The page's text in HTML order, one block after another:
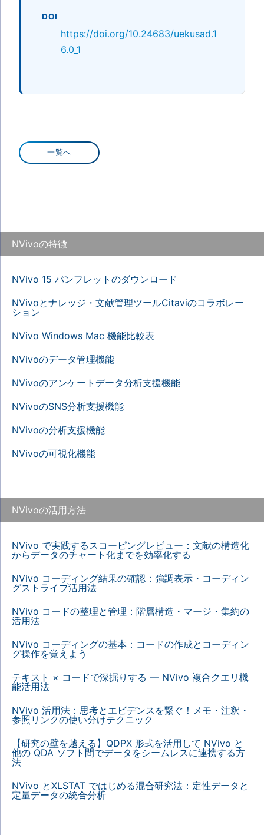
DOI
https://doi.org/10.24683/uekusad.1
6.0_1
一覧へ
NVivoの特徴
NVivo 15 パンフレットのダウンロード
NVivoとナレッジ・文献管理ツールCitaviのコラボレー
ション
NVivo Windows Mac 機能比較表
NVivoのデータ管理機能
NVivoのアンケートデータ分析支援機能
NVivoのSNS分析支援機能
NVivoの分析支援機能
NVivoの可視化機能
NVivoの活用方法
NVivo で実践するスコーピングレビュー：文献の構造化
からデータのチャート化までを効率化する
NVivo コーディング結果の確認：強調表示・コーディン
グストライプ活用法
NVivo コードの整理と管理：階層構造・マージ・集約の
活用法
NVivo コーディングの基本：コードの作成とコーディン
グ操作を覚えよう
テキスト × コードで深掘りする — NVivo 複合クエリ機
能活用法
NVivo 活用法：思考とエビデンスを繋ぐ！メモ・注釈・
参照リンクの使い分けテクニック
【研究の壁を越える】QDPX 形式を活用して NVivo と
他の QDA ソフト間でデータをシームレスに連携する方
法
NVivo とXLSTAT ではじめる混合研究法：定性データと
定量データの統合分析